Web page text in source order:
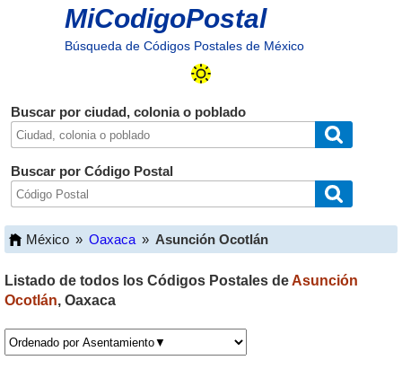
MiCodigoPostal
Búsqueda de Códigos Postales de México
Buscar por ciudad, colonia o poblado
Buscar por Código Postal
México » Oaxaca » Asunción Ocotlán
Listado de todos los Códigos Postales deAsunción
Ocotlán, Oaxaca